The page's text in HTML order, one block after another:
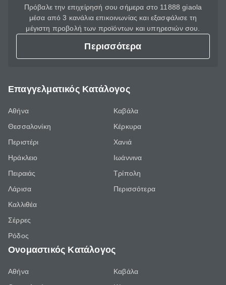
Πρόβαλε την επιχείρησή σου σήμερα στο 11888 giaola
μέσα από 3 κανάλια επικοινωνίας και εξασφάλισε τη
μέγιστη προβολή των προϊόντων και υπηρεσιών σου.
Περισσότερα
Επαγγελματικός Κατάλογος
Αθήνα
Θεσσαλονίκη
Περιστέρι
Ηράκλειο
Πειραιάς
Λάρισα
Καλλιθέα
Σέρρες
Ρόδος
Καβάλα
Κέρκυρα
Χανιά
Ιωάννινα
Τρίπολη
Περισσότερα
Ονομαστικός Κατάλογος
Αθήνα
Καβάλα